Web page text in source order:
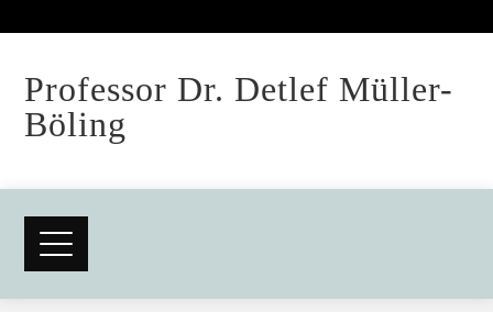
Professor Dr. Detlef Müller-
Böling